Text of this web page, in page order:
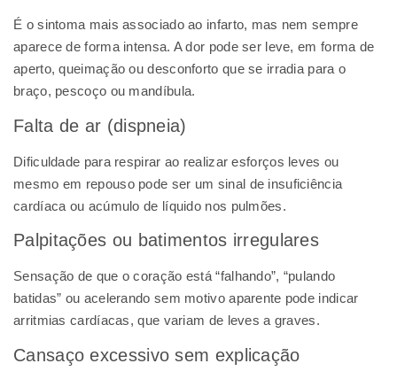
É o sintoma mais associado ao infarto, mas nem sempre
aparece de forma intensa. A dor pode ser leve, em forma de
aperto, queimação ou desconforto que se irradia para o
braço, pescoço ou mandíbula.
Falta de ar (dispneia)
Dificuldade para respirar ao realizar esforços leves ou
mesmo em repouso pode ser um sinal de insuficiência
cardíaca ou acúmulo de líquido nos pulmões.
Palpitações ou batimentos irregulares
Sensação de que o coração está “falhando”, “pulando
batidas” ou acelerando sem motivo aparente pode indicar
arritmias cardíacas, que variam de leves a graves.
Cansaço excessivo sem explicação